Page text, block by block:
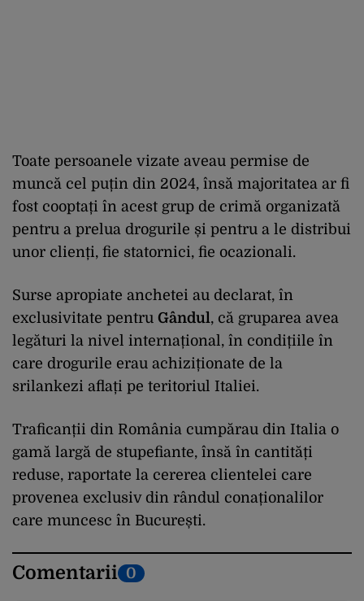
Toate persoanele vizate aveau permise de
muncă cel puțin din 2024, însă majoritatea ar fi
fost cooptați în acest grup de crimă organizată
pentru a prelua drogurile și pentru a le distribui
unor clienți, fie statornici, fie ocazionali.
Surse apropiate anchetei au declarat, în
exclusivitate pentru Gândul, că gruparea avea
legături la nivel internațional, în condițiile în
care drogurile erau achiziționate de la
srilankezi aflați pe teritoriul Italiei.
Traficanții din România cumpărau din Italia o
gamă largă de stupefiante, însă în cantități
reduse, raportate la cererea clientelei care
provenea exclusiv din rândul conaționalilor
care muncesc în București.
Comentarii 0